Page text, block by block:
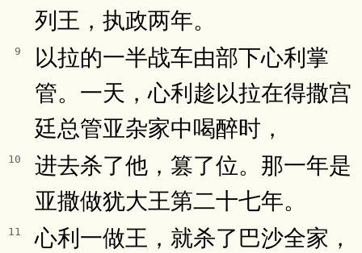
列王，执政两年。
9
以拉的一半战车由部下心利掌
管。一天，心利趁以拉在得撒宫
廷总管亚杂家中喝醉时，
10
进去杀了他，篡了位。那一年是
亚撒做犹大王第二十七年。
11
心利一做王，就杀了巴沙全家，